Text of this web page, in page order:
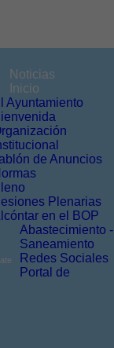
Noticias
Inicio
Ayuntamiento
de Anuncios
Plenarias
en el BOP
Abastecimiento -
Saneamiento
Redes Sociales
Portal de